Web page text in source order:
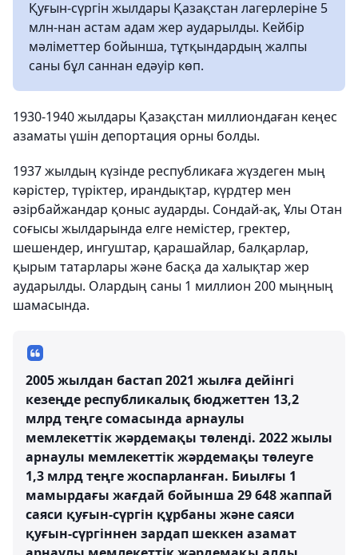
Қуғын-сүргін жылдары Қазақстан лагерлеріне 5
млн-нан астам адам жер аударылды. Кейбір
мәліметтер бойынша, тұтқындардың жалпы
саны бұл саннан едәуір көп.
1930-1940 жылдары Қазақстан миллиондаған кеңес
азаматы үшін депортация орны болды.
1937 жылдың күзінде республикаға жүздеген мың
кәрістер, түріктер, ирандықтар, күрдтер мен
әзірбайжандар қоныс аударды. Сондай-ақ, Ұлы Отан
соғысы жылдарында елге немістер, гректер,
шешендер, ингуштар, қарашайлар, балқарлар,
қырым татарлары және басқа да халықтар жер
аударылды. Олардың саны 1 миллион 200 мыңның
шамасында.
2005 жылдан бастап 2021 жылға дейінгі
кезеңде республикалық бюджеттен 13,2
млрд теңге сомасында арнаулы
мемлекеттік жәрдемақы төленді. 2022 жылы
арнаулы мемлекеттік жәрдемақы төлеуге
1,3 млрд теңге жоспарланған. Биылғы 1
мамырдағы жағдай бойынша 29 648 жаппай
саяси қуғын-сүргін құрбаны және саяси
қуғын-сүргіннен зардап шеккен азамат